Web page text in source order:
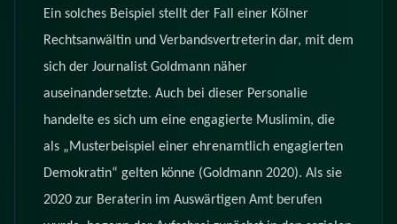
Ein solches Beispiel stellt der Fall einer Kölner
Rechtsanwältin und Verbandsvertreterin dar, mit dem
sich der Journalist Goldmann näher
auseinandersetzte. Auch bei dieser Personalie
handelte es sich um eine engagierte Muslimin, die
als „Musterbeispiel einer ehrenamtlich engagierten
Demokratin“ gelten könne (Goldmann 2020). Als sie
2020 zur Beraterin im Auswärtigen Amt berufen